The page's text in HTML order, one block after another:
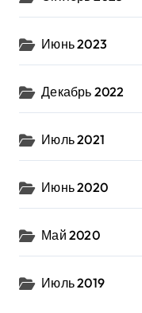
Июнь 2023
Декабрь 2022
Июль 2021
Июнь 2020
Май 2020
Июль 2019